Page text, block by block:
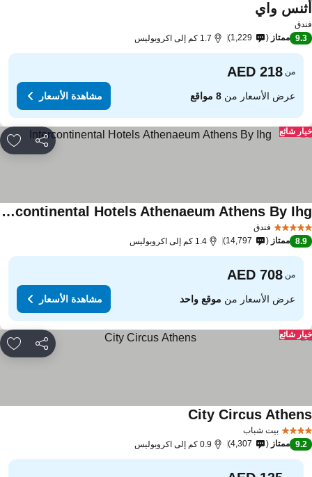
وايمشاهدة الأسعار
9.3 ممتاز 1,229 1.7 كم إلى اكروبوليس
من
عرض الأسعار من8 مواقع مشاهدة الأسعار
مشاركة
شائع
فندق
Intercontinental Hotels Athenaeum Athens By Ihg
الأسعار
8.9 ممتاز 14,797 1.4 كم إلى اكروبوليس
من
عرض الأسعار منموقع واحد مشاهدة الأسعار
مشاركة
شائع
بيت شباب
City Circusمشاهدة الأسعار
9.2 ممتاز 4,307 0.9 كم إلى اكروبوليس